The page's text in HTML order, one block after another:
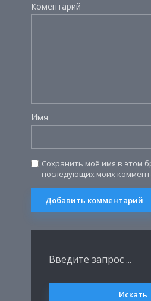
Коментарий
Имя
Сохранить моё имя в этом
последующих моих
Искать